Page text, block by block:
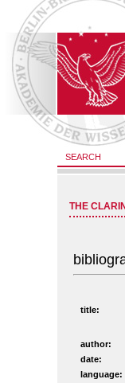
SEARCH
THE
title:
author:
date:
language: